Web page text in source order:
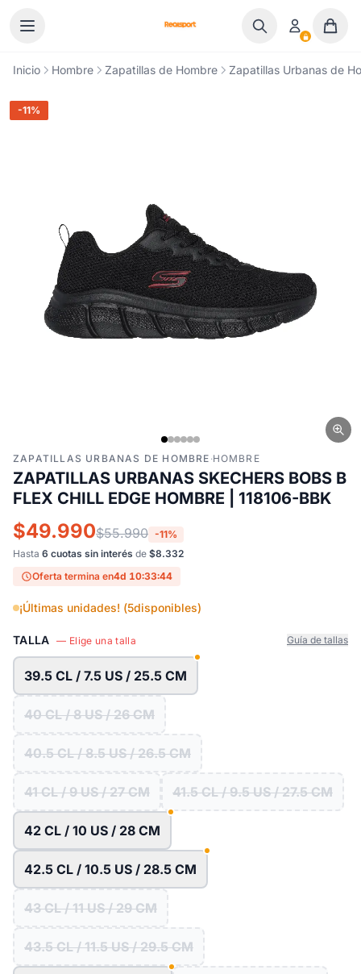
Inicio Hombre Zapatillas de Hombre Zapatillas Urbanas de
-11%
ZAPATILLAS URBANAS DE HOMBRE ·HOMBRE
ZAPATILLAS URBANAS SKECHERS BOBS B
FLEX CHILL EDGE HOMBRE | 118106-BBK
$49.990$55.990 -11%
Hasta 6 cuotas sin interés de $8.332
Oferta termina en4d 10:33:43
¡Últimas unidades! (5disponibles)
TALLA — Elige una talla Guía de tallas
39.5 CL / 7.5 US / 25.5 CM
40 CL / 8 US / 26 CM
40.5 CL / 8.5 US / 26.5 CM
41 CL / 9 US / 27 CM 41.5 CL / 9.5 US / 27.5 CM
42 CL / 10 US / 28 CM
42.5 CL / 10.5 US / 28.5 CM
43 CL / 11 US / 29 CM
43.5 CL / 11.5 US / 29.5 CM